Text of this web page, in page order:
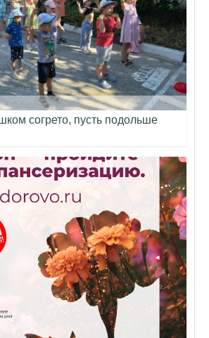
согрето, пусть подольше